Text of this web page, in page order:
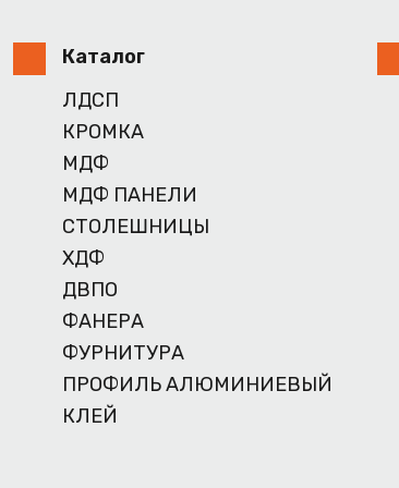
Каталог
ЛДСП
КРОМКА
МДФ
МДФ ПАНЕЛИ
СТОЛЕШНИЦЫ
ХДФ
ДВПО
ФАНЕРА
ФУРНИТУРА
ПРОФИЛЬ АЛЮМИНИЕВЫЙ
КЛЕЙ